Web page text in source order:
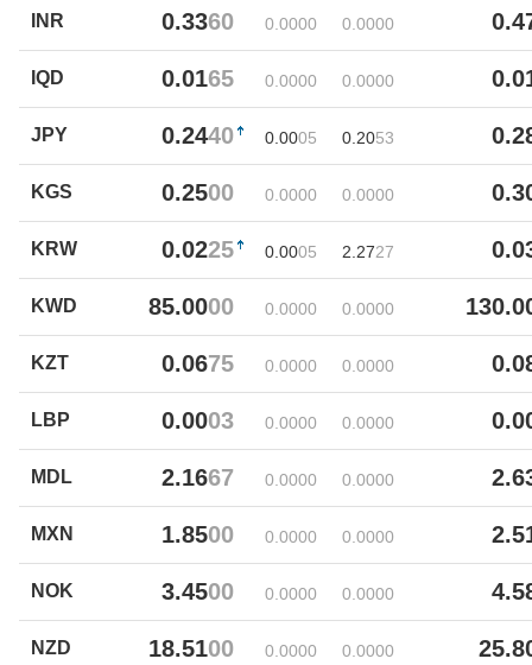
INR 0.3360 0.0000 0.0000
IQD 0.0165 0.0000 0.0000
JPY 0.2440 0.0005 0.2053
KGS 0.2500 0.0000 0.0000
KRW 0.0225 0.0005 2.2727
KWD 85.0000 0.0000 0.0000
KZT 0.0675 0.0000 0.0000
LBP 0.0003 0.0000 0.0000
MDL 2.1667 0.0000 0.0000
MXN 1.8500 0.0000 0.0000
NOK 3.4500 0.0000 0.0000
NZD 18.5100 0.0000 0.0000